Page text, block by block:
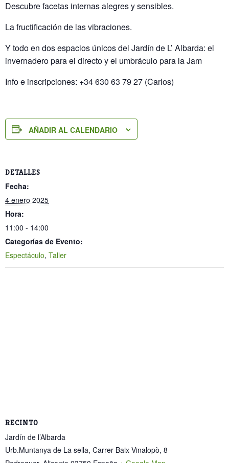
Descubre facetas internas alegres y sensibles.
La fructificación de las vibraciones.
Y todo en dos espacios únicos del Jardín de L’ Albarda: el
invernadero para el directo y el umbráculo para la Jam
Info e inscripciones: +34 630 63 79 27 (Carlos)
AÑADIR AL CALENDARIO
DETALLES
Fecha:
4 enero 2025
Hora:
11:00 - 14:00
Categorías de Evento:
Espectáculo, Taller
RECINTO
Jardín de l’Albarda
Urb.Muntanya de La sella, Carrer Baix Vinalopò, 8